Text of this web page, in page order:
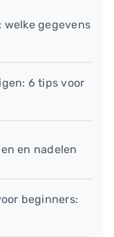
welke gegevens
6 tips voor
en nadelen
beginners: